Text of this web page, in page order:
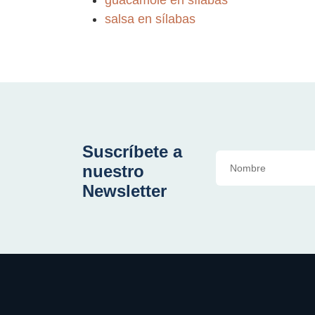
salsa en sílabas
Suscríbete a
nuestro
Newsletter